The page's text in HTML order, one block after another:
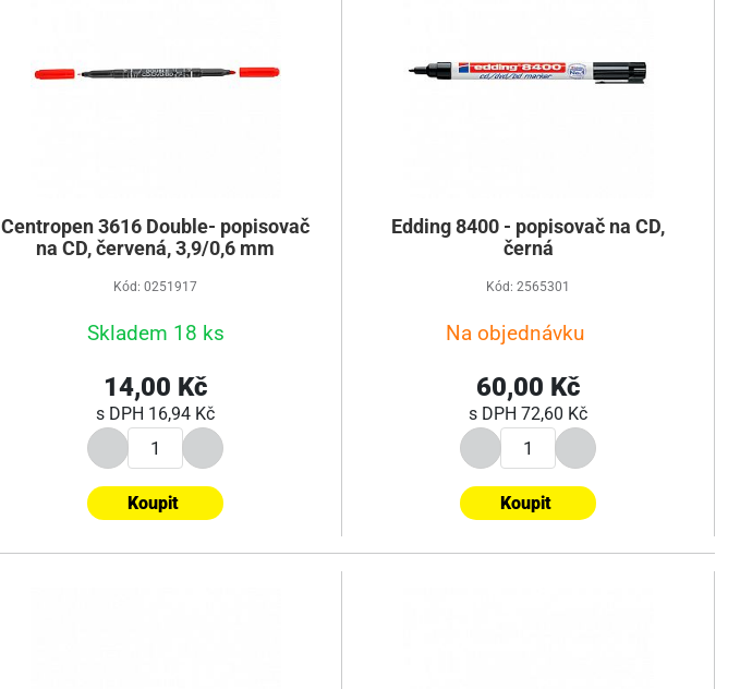
Centropen 3616 Double- popisovač
na CD, červená, 3,9/0,6 mm
Kód: 0251917
Skladem 18 ks
14,00 Kč
s DPH 16,94 Kč
Koupit
Edding 8400 - popisovač na CD,
černá
Kód: 2565301
Na objednávku
60,00 Kč
s DPH 72,60 Kč
Koupit